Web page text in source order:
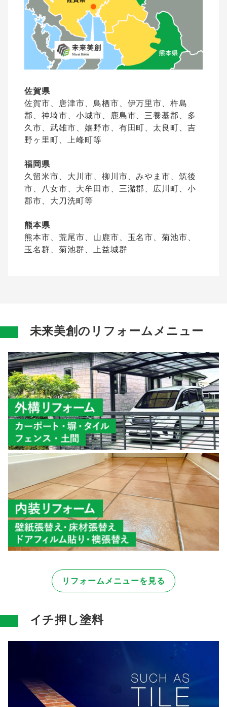
佐賀県
佐賀市、唐津市、鳥栖市、伊万里市、杵島
郡、神埼市、小城市、鹿島市、三養基郡、多
久市、武雄市、嬉野市、有田町、太良町、吉
野ヶ里町、上峰町等
福岡県
久留米市、大川市、柳川市、みやま市、筑後
市、八女市、大牟田市、三潴郡、広川町、小
郡市、大刀洗町等
熊本県
熊本市、荒尾市、山鹿市、玉名市、菊池市、
玉名群、菊池群、上益城群
未来美創のリフォームメニュー
リフォームメニューを見る
イチ押し塗料